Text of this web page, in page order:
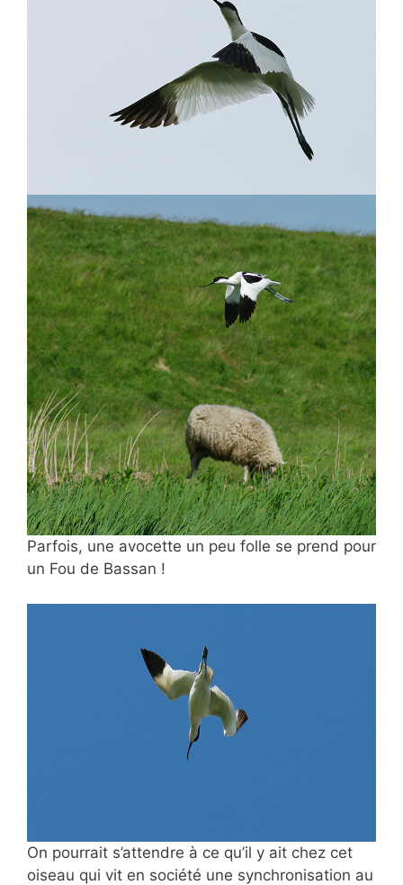
Parfois, une avocette un peu folle se prend pour
un Fou de Bassan !
On pourrait s’attendre à ce qu’il y ait chez cet
oiseau qui vit en société une synchronisation au